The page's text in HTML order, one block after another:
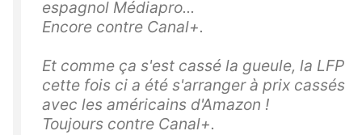
espagnol Médiapro...
Encore contre Canal+.
Et comme ça s'est cassé la gueule, la LFP
cette fois ci a été s'arranger à prix cassés
avec les américains d'Amazon !
Toujours contre Canal+.